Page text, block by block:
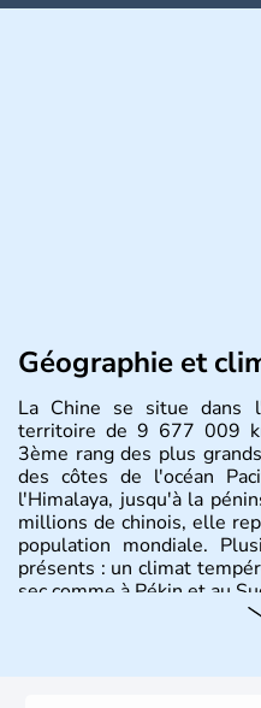
Géographie et
La Chine se situe dans
territoire de 9 677 009
3ème rang des plus
des côtes de l'océan
l'Himalaya, jusqu'à la
millions de chinois, elle
population mondiale.
présents : un climat
sec comme à Pékin et au